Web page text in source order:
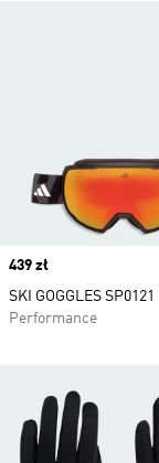
Price
439 zł
SKI GOGGLES SP0121
Performance